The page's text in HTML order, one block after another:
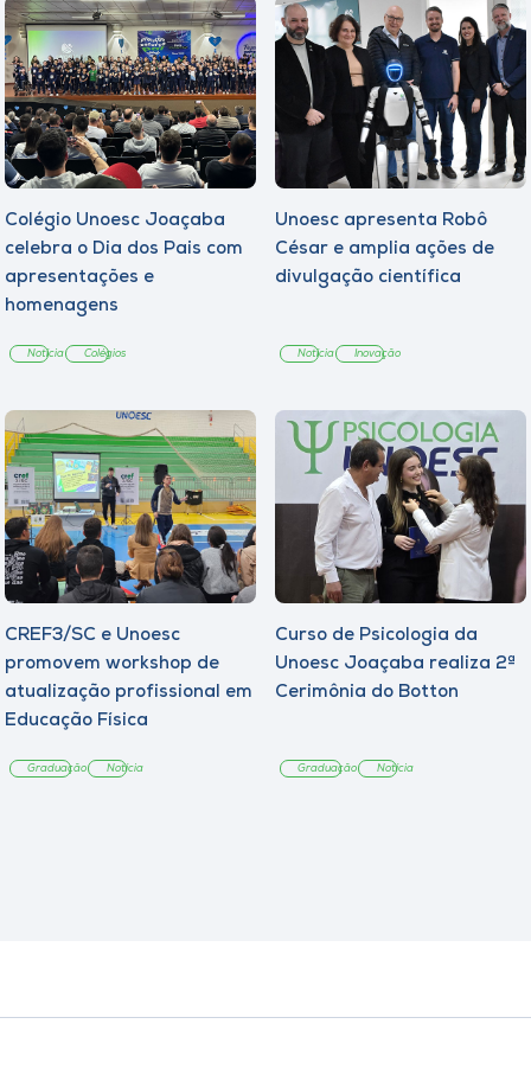
Colégio Unoesc Joaçaba
celebra o Dia dos Pais com
apresentações e
homenagens
Notícia Colégios
Unoesc apresenta Robô
César e amplia ações de
divulgação científica
Notícia Inovação
CREF3/SC e Unoesc
promovem workshop de
atualização profissional em
Educação Física
Graduação Notícia
Curso de Psicologia da
Unoesc Joaçaba realiza 2ª
Cerimônia do Botton
Graduação Notícia